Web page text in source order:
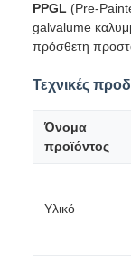
PPGL (Pre-
galvalume
πρόσθετη
Τεχνικές
Όνομα
προϊόντος
Υλικό